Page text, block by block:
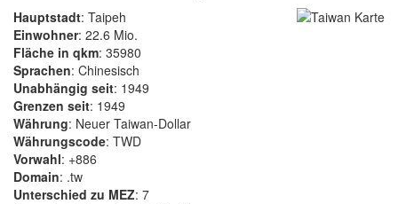
Hauptstadt: Taipeh
Einwohner: 22.6 Mio.
Fläche in qkm: 35980
Sprachen: Chinesisch
Unabhängig seit: 1949
Grenzen seit: 1949
Währung: Neuer Taiwan-Dollar
Währungscode: TWD
Vorwahl: +886
Domain: .tw
Unterschied zu MEZ: 7